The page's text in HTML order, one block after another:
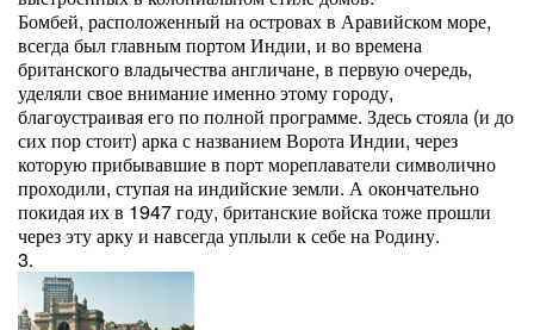
Бомбей, расположенный на островах в Аравийском море,
всегда был главным портом Индии, и во времена
британского владычества англичане, в первую очередь,
уделяли свое внимание именно этому городу,
благоустраивая его по полной программе. Здесь стояла (и до
сих пор стоит) арка с названием Ворота Индии, через
которую прибывавшие в порт мореплаватели символично
проходили, ступая на индийские земли. А окончательно
покидая их в 1947 году, британские войска тоже прошли
через эту арку и навсегда уплыли к себе на Родину.
3.